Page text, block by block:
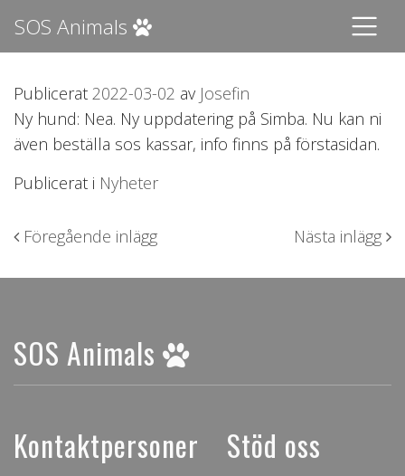
SOS Animals
Publicerat 2022-03-02 av Josefin
Ny hund: Nea. Ny uppdatering på Simba. Nu kan ni
även beställa sos kassar, info finns på förstasidan.
Publicerat i Nyheter
Inläggsnavigering
Föregående inlägg Nästa inlägg
SOS Animals
Kontaktpersoner Stöd oss